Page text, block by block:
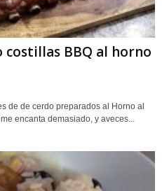
costillas BBQ al horno
de de cerdo preparados al Horno al
encanta demasiado, y aveces...